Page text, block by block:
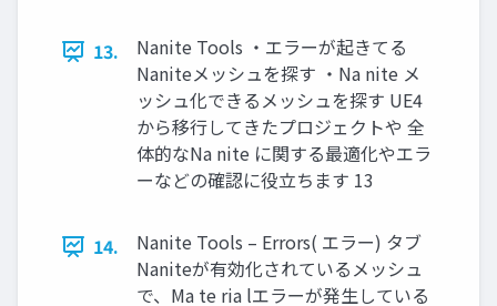
13.
Nanite Tools ・エラーが起きてる
Naniteメッシュを探す ・Na nite メ
ッシュ化できるメッシュを探す UE4
から移行してきたプロジェクトや 全
体的なNa nite に関する最適化やエラ
ーなどの確認に役立ちます 13
14.
Nanite Tools – Errors( エラー) タブ
Naniteが有効化されているメッシュ
で、Ma te ria lエラーが発生している